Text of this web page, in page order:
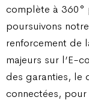
complète à 360°
poursuivons
renforcement de
majeurs sur l’E-
des garanties, le
connectées,